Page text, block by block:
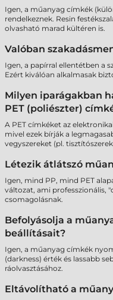
Igen, a műanyag címkék
rendelkeznek. Resin
olvasható marad kültéren is.
Valóban
Igen, a papírral ellentétben a
Ezért kiválóan alkalmasak
Milyen iparágakban
PET (poliészter)
A PET címkéket az
mivel ezek bírják a
vegyszereket (pl.
Létezik átlátszó
Igen, mind PP, mind PET
változat, ami professzionális,
csomagolásnak.
Befolyásolja a
beállításait?
Igen, a műanyag címkék
(darkness) érték és lassabb
ráolvasztásához.
Eltávolítható a